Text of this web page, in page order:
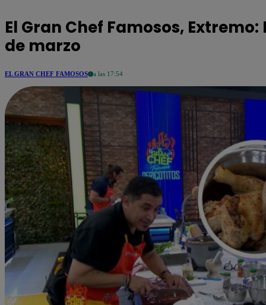
El Gran Chef Famosos,
de marzo
EL GRAN CHEF FAMOSOS a las 17:54